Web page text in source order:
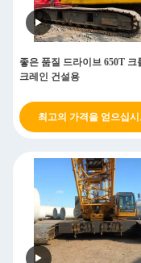
좋은 품질 드라이브 650T 크
크레인 건설용
최고의 가격을 얻으십